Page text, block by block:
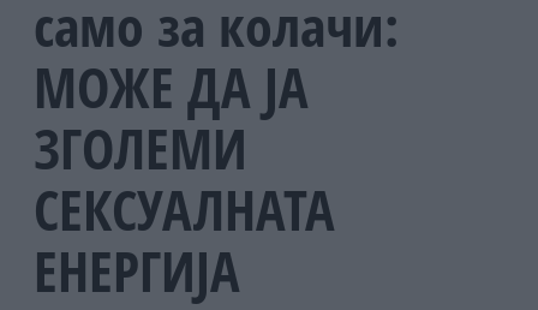
само за колачи:
МОЖЕ ДА ЈА
ЗГОЛЕМИ
СЕКСУАЛНАТА
ЕНЕРГИЈА